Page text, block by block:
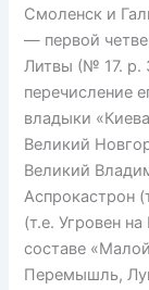
Смоленск и
— первой
Литвы (№ 17. р.
перечисление
владыки
Великий
Великий
Аспрокастрон
(т.е. Угровен
составе
Перемышль,